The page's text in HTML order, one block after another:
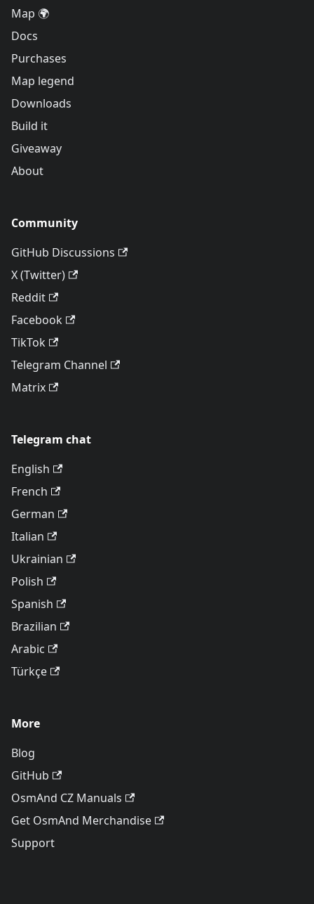
Map 🌍
Docs
Purchases
Map legend
Downloads
Build it
Giveaway
About
Community
GitHub Discussions
X (Twitter)
Reddit
Facebook
TikTok
Telegram Channel
Matrix
Telegram chat
English
French
German
Italian
Ukrainian
Polish
Spanish
Brazilian
Arabic
Türkçe
More
Blog
GitHub
OsmAnd CZ Manuals
Get OsmAnd Merchandise
Support